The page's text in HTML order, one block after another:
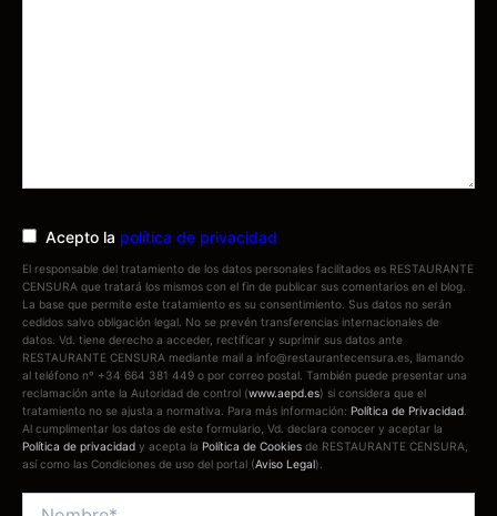
Acepto la política de privacidad
El responsable del tratamiento de los datos personales facilitados es RESTAURANTE
CENSURA que tratará los mismos con el fin de publicar sus comentarios en el blog.
La base que permite este tratamiento es su consentimiento. Sus datos no serán
cedidos salvo obligación legal. No se prevén transferencias internacionales de
datos. Vd. tiene derecho a acceder, rectificar y suprimir sus datos ante
RESTAURANTE CENSURA mediante mail a info@restaurantecensura.es, llamando
al teléfono nº +34 664 381 449 o por correo postal. También puede presentar una
reclamación ante la Autoridad de control (www.aepd.es) si considera que el
tratamiento no se ajusta a normativa. Para más información: Política de Privacidad
Al cumplimentar los datos de este formulario, Vd. declara conocer y aceptar la
Política de privacidad y acepta la Política de Cookies de RESTAURANTE CENSURA,
así como las Condiciones de uso del portal (Aviso Legal).